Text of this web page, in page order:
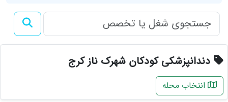
دندانپزشکی کودکان شهرک ناز کرج
انتخاب محله